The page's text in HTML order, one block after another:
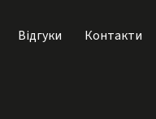
Відгуки Контакти